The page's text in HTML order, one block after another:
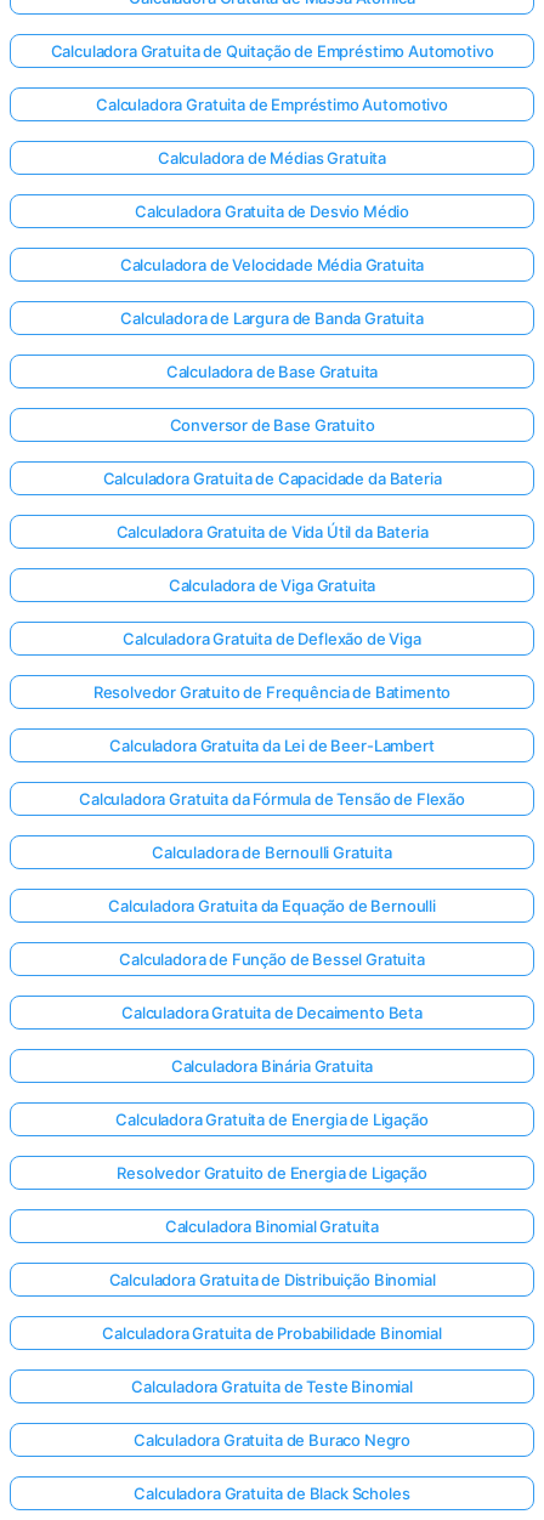
não
há
Calculadora Gratuita de Quitação de Empréstimo Automotivo
Calculadora Gratuita de Empréstimo Automotivo
Calculadora de Médias Gratuita
Calculadora Gratuita de Desvio Médio
Calculadora de Velocidade Média Gratuita
Calculadora de Largura de Banda Gratuita
Calculadora de Base Gratuita
Conversor de Base Gratuito
Calculadora Gratuita de Capacidade da Bateria
Calculadora Gratuita de Vida Útil da Bateria
Calculadora de Viga Gratuita
Calculadora Gratuita de Deflexão de Viga
Resolvedor Gratuito de Frequência de Batimento
Calculadora Gratuita da Lei de Beer-Lambert
Calculadora Gratuita da Fórmula de Tensão de Flexão
Calculadora de Bernoulli Gratuita
Calculadora Gratuita da Equação de Bernoulli
Calculadora de Função de Bessel Gratuita
Calculadora Gratuita de Decaimento Beta
Calculadora Binária Gratuita
Calculadora Gratuita de Energia de Ligação
Resolvedor Gratuito de Energia de Ligação
Calculadora Binomial Gratuita
Calculadora Gratuita de Distribuição Binomial
Calculadora Gratuita de Probabilidade Binomial
Calculadora Gratuita de Teste Binomial
Calculadora Gratuita de Buraco Negro
Calculadora Gratuita de Black Scholes